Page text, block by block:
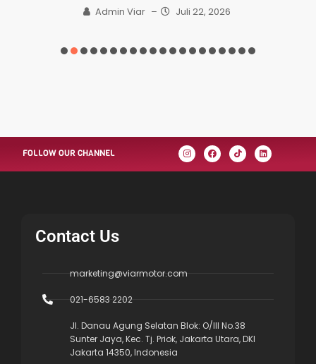
Admin Viar – Juli 22, 2026
FOLLOW OUR CHANNEL
Contact Us
marketing@viarmotor.com
021-6583 2202
Jl. Danau Agung Selatan Blok: O/III No.38
Sunter Jaya, Kec. Tj. Priok, Jakarta Utara, DKI
Jakarta 14350, Indonesia